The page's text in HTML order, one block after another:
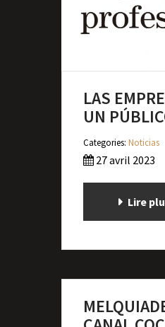
LAS
UN
Categories: Noticias
27 avril 2023
Lire